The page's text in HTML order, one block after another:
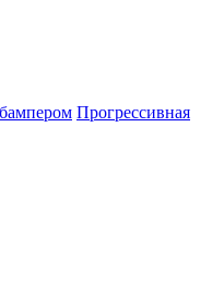
Прогрессивная